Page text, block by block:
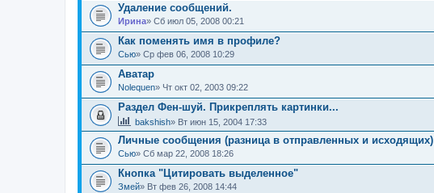
Удаление сообщений.
Ирина» Сб июл 05, 2008 00:21
Как поменять имя в профиле?
Сью» Ср фев 06, 2008 10:29
Аватар
Nolequen» Чт окт 02, 2003 09:22
Раздел Фен-шуй. Прикреплять картинки...
bakshish» Вт июн 15, 2004 17:33
Личные сообщения (разница в отправленных и исходящих)
Сью» Сб мар 22, 2008 18:26
Кнопка "Цитировать выделенное"
Змей» Вт фев 26, 2008 14:44